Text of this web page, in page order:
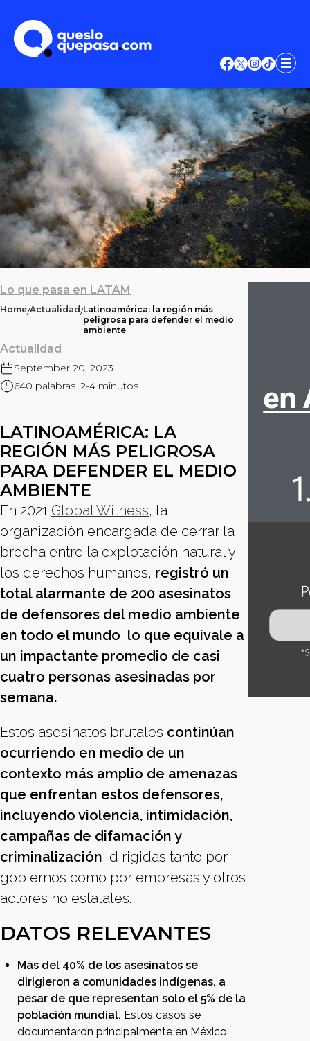
Lo que pasa en LATAM
Home/Actualidad/Latinoamérica: la región más
peligrosa para defender el medio
ambiente
Actualidad
September 20, 2023
640 palabras. 2-4 minutos.
LATINOAMÉRICA: LA
REGIÓN MÁS PELIGROSA
PARA DEFENDER EL MEDIO
AMBIENTE
En 2021 Global Witness, la
organización encargada de cerrar la
brecha entre la explotación natural y
los derechos humanos, registró un
total alarmante de 200 asesinatos
de defensores del medio ambiente
en todo el mundo, lo que equivale a
un impactante promedio de casi
cuatro personas asesinadas por
semana.
Estos asesinatos brutales continúan
ocurriendo en medio de un
contexto más amplio de amenazas
que enfrentan estos defensores,
incluyendo violencia, intimidación,
campañas de difamación y
criminalización, dirigidas tanto por
gobiernos como por empresas y otros
actores no estatales.
DATOS RELEVANTES
Más del 40% de los asesinatos se
dirigieron a comunidades indígenas, a
pesar de que representan solo el 5% de la
población mundial. Estos casos se
documentaron principalmente en México,